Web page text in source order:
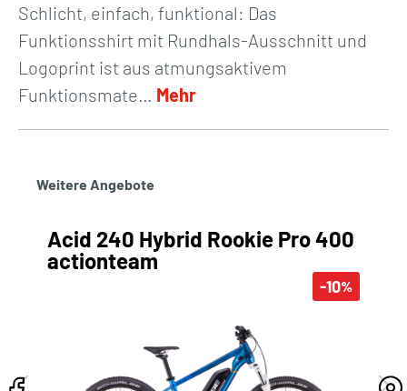
Schlicht, einfach, funktional: Das
Funktionsshirt mit Rundhals-Ausschnitt und
Logoprint ist aus atmungsaktivem
Funktionsmate… Mehr
Weitere Angebote
-10%
Acid 240 Hybrid Rookie Pro 400
actionteam